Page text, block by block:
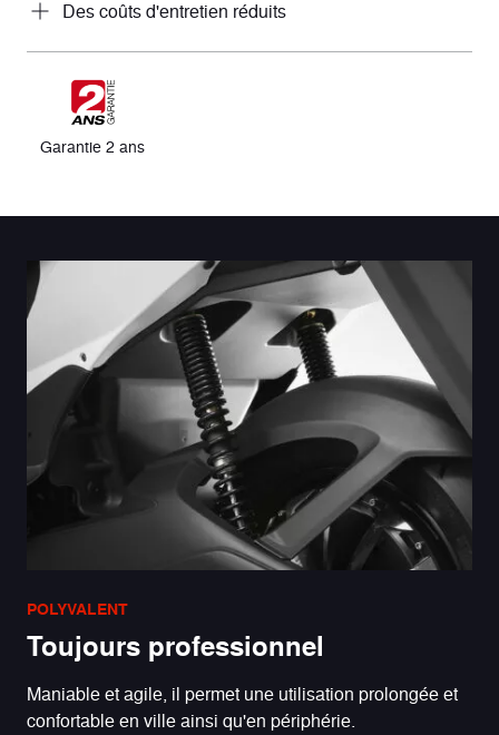
Des coûts d'entretien réduits
Garantie 2 ans
POLYVALENT
Toujours professionnel
Maniable et agile, il permet une utilisation prolongée et
confortable en ville ainsi qu'en périphérie.